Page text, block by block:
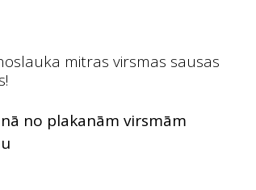
mitras virsmas sausas
no plakanām virsmām